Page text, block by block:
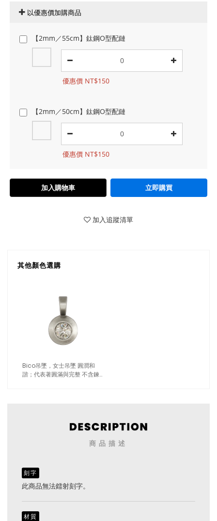
以優惠價加購商品
【2mm／55cm】鈦鋼O型配鏈
優惠價 NT$150
【2mm／50cm】鈦鋼O型配鏈
優惠價 NT$150
加入購物車 立即購買
加入追蹤清單
其他顏色選購
Bico吊墜，女士吊墜 圓潤和
諧；代表著圓滿與完整 不含鍊
商品描述
刻字
此商品無法鐳射刻字。
材質